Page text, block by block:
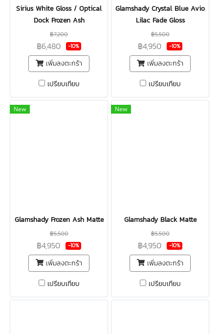
Sirius White Gloss / Optical
Dock Frozen Ash
฿7,200
฿6,480 -10%
เพิ่มลงตะกร้า
เปรียบเทียบ
Glamshady Crystal Blue Avio
Lilac Fade Gloss
฿5,500
฿4,950 -10%
เพิ่มลงตะกร้า
เปรียบเทียบ
New
Glamshady Frozen Ash Matte
฿5,500
฿4,950 -10%
เพิ่มลงตะกร้า
เปรียบเทียบ
New
Glamshady Black Matte
฿5,500
฿4,950 -10%
เพิ่มลงตะกร้า
เปรียบเทียบ